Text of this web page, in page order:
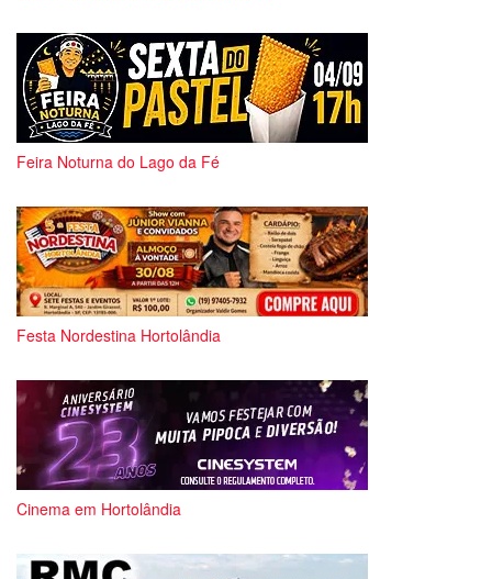
Feira Noturna do Lago da Fé
Festa Nordestina Hortolândia
Cinema em Hortolândia